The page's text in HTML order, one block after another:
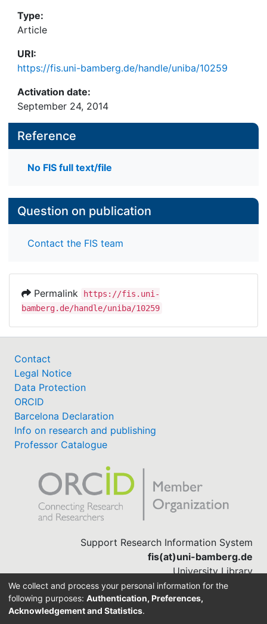
Type:
Article
URI:
https://fis.uni-bamberg.de/handle/uniba/10259
Activation date:
September 24, 2014
Reference
No FIS full text/file
Question on publication
Contact the FIS team
Permalink
https://fis.uni-
bamberg.de/handle/uniba/10259
Contact
Legal Notice
Data Protection
ORCID
Barcelona Declaration
Info on research and publishing
Professor Catalogue
Support Research Information System
fis(at)uni-bamberg.de
University Library
(0951) 863-1568
We collect and process your personal information for the
following purposes: Authentication, Preferences,
Acknowledgement and Statistics.